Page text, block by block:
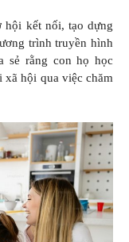
hội kết nối, tạo dựng
trình truyền hình
sẻ rằng con họ học
xã hội qua việc chăm